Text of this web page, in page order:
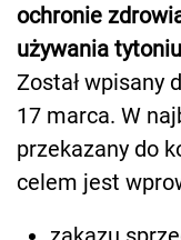
ochronie
używania
Został wpisany
17 marca. W
przekazany do
celem jest